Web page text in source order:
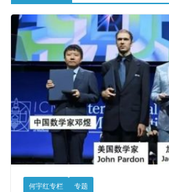
何宇红专栏 专题